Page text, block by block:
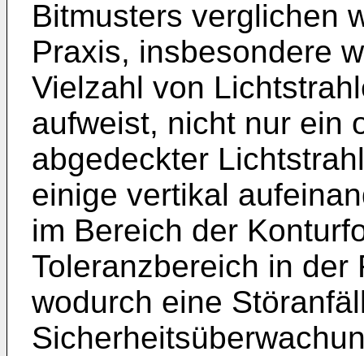
Bitmusters verglichen
Praxis, insbesondere
Vielzahl von
aufweist, nicht nur ein
abgedeckter
einige vertikal
im Bereich der
Toleranzbereich in
wodurch eine